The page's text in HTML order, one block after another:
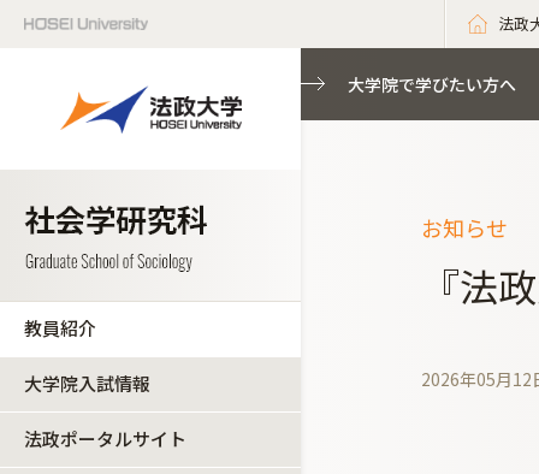
法政
教員紹介
大学院入試情報
法政ポータルサイト
大学院で学びたい方へ
お知らせ
『法
2026年05月12